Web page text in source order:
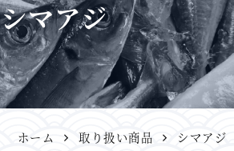
シマアジ
ホーム 取り扱い商品 シマアジ